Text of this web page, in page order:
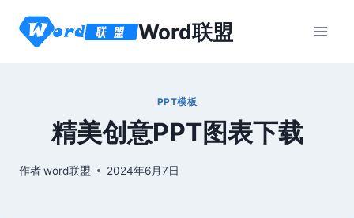
Word联盟
PPT模板
精美创意PPT图表下载
作者word联盟 2024年6月7日